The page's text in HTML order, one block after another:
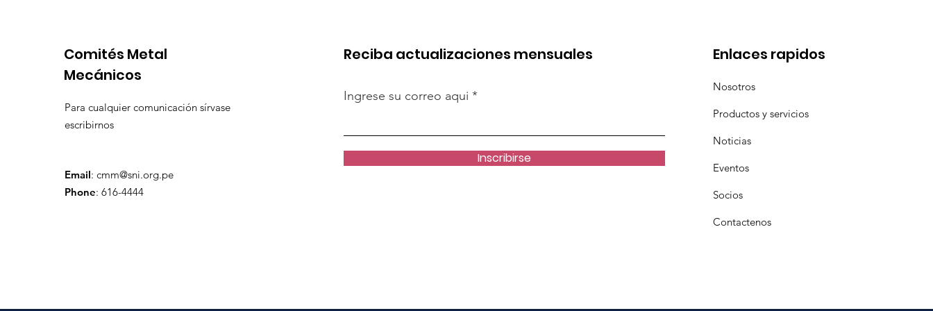
Comités Metal
Mecánicos
Para cualquier comunicación sírvase
escribirnos
Email: cmm@sni.org.pe
Phone: 616-4444
Reciba actualizaciones mensuales
Ingrese su correo aqui
Inscribirse
Enlaces rapidos
Nosotros
Productos y servicios
Noticias
Eventos
Socios
Contactenos